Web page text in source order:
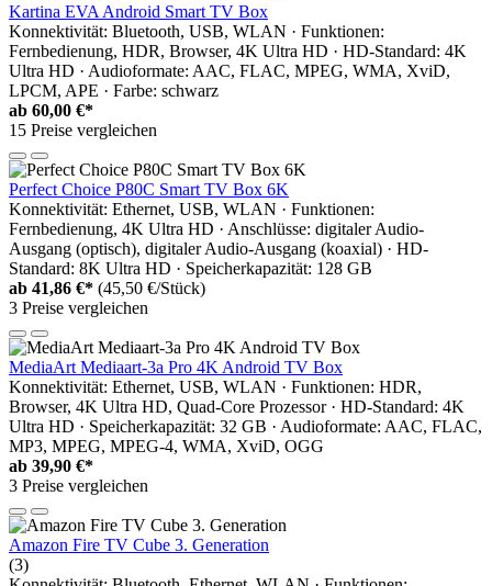
Kartina EVA Android Smart TV Box
Konnektivität: Bluetooth, USB, WLAN · Funktionen:
Fernbedienung, HDR, Browser, 4K Ultra HD · HD-Standard: 4K
Ultra HD · Audioformate: AAC, FLAC, MPEG, WMA, XviD,
LPCM, APE · Farbe: schwarz
ab 60,00 €*
15 Preise vergleichen
Perfect Choice P80C Smart TV Box 6K
Konnektivität: Ethernet, USB, WLAN · Funktionen:
Fernbedienung, 4K Ultra HD · Anschlüsse: digitaler Audio-
Ausgang (optisch), digitaler Audio-Ausgang (koaxial) · HD-
Standard: 8K Ultra HD · Speicherkapazität: 128 GB
ab 41,86 €* (45,50 €/Stück)
3 Preise vergleichen
MediaArt Mediaart-3a Pro 4K Android TV Box
Konnektivität: Ethernet, USB, WLAN · Funktionen: HDR,
Browser, 4K Ultra HD, Quad-Core Prozessor · HD-Standard: 4K
Ultra HD · Speicherkapazität: 32 GB · Audioformate: AAC, FLAC,
MP3, MPEG, MPEG-4, WMA, XviD, OGG
ab 39,90 €*
3 Preise vergleichen
Amazon Fire TV Cube 3. Generation
(3)